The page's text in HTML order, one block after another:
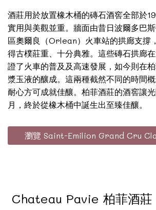
酒莊用於放置橡木桶的磚石酒窖全部於
實用與美觀並重。牆面由昔日波爾多巴
區奧爾良（Orlean）火車站的拱廊支撐
得古樸莊重、十分典雅。這些磚石拱廊
證了火車的普及及高速發展，如今則在
漿玉液的釀成。這兩種截然不同的時間
耐心方可成就佳釀。柏菲酒莊的酒窖讓
月，終於從橡木桶中誕生出至臻佳釀。
瀏覽 Saint-Emilion Grand Cru
Chateau Pavie 柏菲酒莊